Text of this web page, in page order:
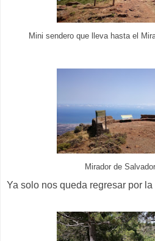
Mini sendero que lleva hasta el
Mirador de
Ya solo nos queda regresar por la